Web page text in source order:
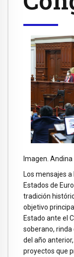
Imagen. Andina
Los mensajes
Estados de
tradición
objetivo
Estado ante el
soberano,
del año
proyectos que